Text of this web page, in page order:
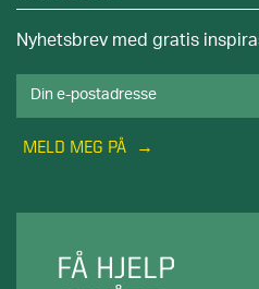
Nyhetsbrev med gratis
MELD MEG PÅ
FÅ HJELP